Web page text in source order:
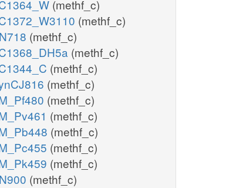
(methf_c)
(methf_c)
(methf_c)
(methf_c)
(methf_c)
(methf_c)
(methf_c)
(methf_c)
(methf_c)
(methf_c)
(methf_c)
(methf_c)